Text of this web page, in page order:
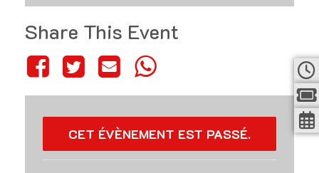
Share This Event
CET ÉVÈNEMENT EST PASSÉ.